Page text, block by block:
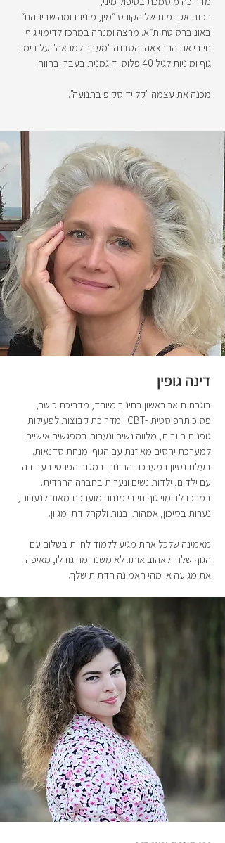
רכזת אקדמית של הקורס ״מין, מיניות ומה שביניהם״
באוניברסיטת ת״א. מרצה ומנחה במרכז לדימוי גוף
חיובי את ההרצאה והסדנה "מעבר למראה" על דימוי
גוף ומיניות לגיל 40 פלוס. דוגמנית בעבר ובהווה.
מכנה את עצמה "קליידוסקופ בתנועה".
דינה גופין
בוגרת תואר ראשון בחינוך מיוחד, מדריכת כושר,
פסיכותרפיסטית -CBT . מדריכת קבוצות לפעילות
גופנית חיובית, מלווה נשים ונערות במפגשים אישיים
למערכת יחסים מאוזנת עם הגוף ומנחת סדנאות.
בעלת נסיון במערכת החינוך ובמגזר הפרטי בעבודה
עם ילדים, ילדות נשים ונערות בחברה החרדית.
במרכז לדימוי גוף חיובי מנחה מוערכת מאוד לנערות,
נערות בסיכון, אמהות ובנות ולקהל דתי מגוון.
מאמינה שלכל אחת מגיע ללמוד לחיות בשלום עם
הגוף שלה ולאהוב אותו. לא משנה מה גודלו, מאיפה
את מגיעה או מהי האמונה הדתית שלך.